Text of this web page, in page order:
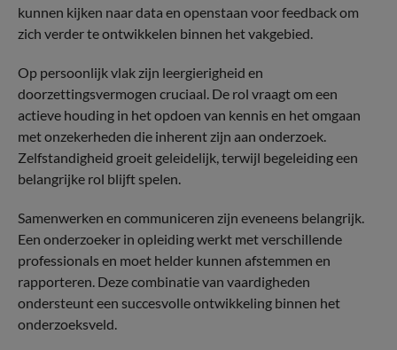
kunnen kijken naar data en openstaan voor feedback om
zich verder te ontwikkelen binnen het vakgebied.
Op persoonlijk vlak zijn leergierigheid en
doorzettingsvermogen cruciaal. De rol vraagt om een
actieve houding in het opdoen van kennis en het omgaan
met onzekerheden die inherent zijn aan onderzoek.
Zelfstandigheid groeit geleidelijk, terwijl begeleiding een
belangrijke rol blijft spelen.
Samenwerken en communiceren zijn eveneens belangrijk.
Een onderzoeker in opleiding werkt met verschillende
professionals en moet helder kunnen afstemmen en
rapporteren. Deze combinatie van vaardigheden
ondersteunt een succesvolle ontwikkeling binnen het
onderzoeksveld.